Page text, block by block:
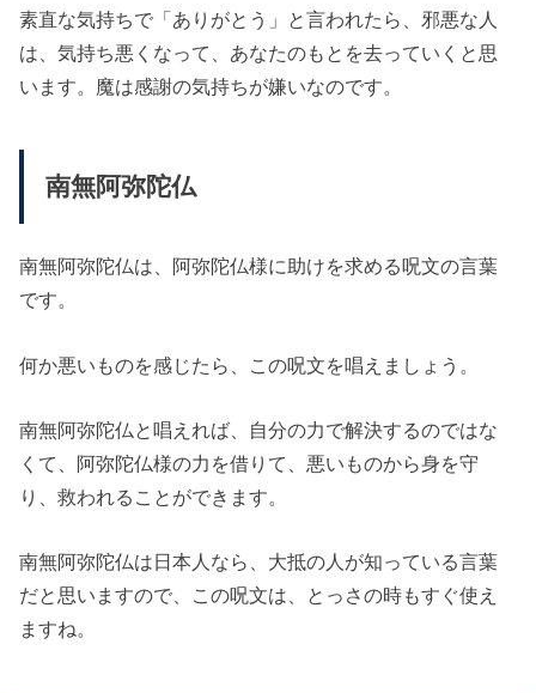
素直な気持ちで「ありがとう」と言われたら、邪悪な人
は、気持ち悪くなって、あなたのもとを去っていくと思
います。魔は感謝の気持ちが嫌いなのです。
南無阿弥陀仏
南無阿弥陀仏は、阿弥陀仏様に助けを求める呪文の言葉
です。
何か悪いものを感じたら、この呪文を唱えましょう。
南無阿弥陀仏と唱えれば、自分の力で解決するのではな
くて、阿弥陀仏様の力を借りて、悪いものから身を守
り、救われることができます。
南無阿弥陀仏は日本人なら、大抵の人が知っている言葉
だと思いますので、この呪文は、とっさの時もすぐ使え
ますね。